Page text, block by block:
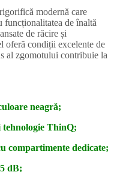
modernă care
funcționalitatea de înaltă
de răcire și
oferă condiții excelente de
al zgomotului contribuie la
neagră;
tehnologie ThinQ;
compartimente dedicate;
dB;